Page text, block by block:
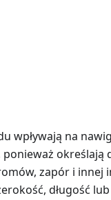
wpływają na
określają
zapór i innej
długość